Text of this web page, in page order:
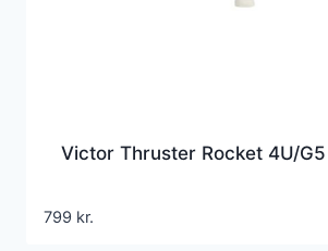
Victor Thruster Rocket 4U/G5
799 kr.